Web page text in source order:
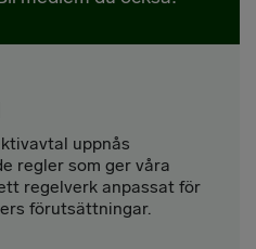
uppnås
regler som ger våra
regelverk anpassat för
förutsättningar.